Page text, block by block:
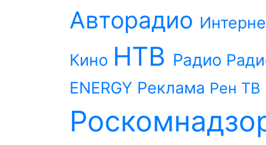
Авторадио
Кино НТВ Радио
ENERGY Реклама Рен ТВ